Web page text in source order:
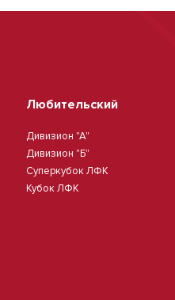
Любительский
Дивизион "А"
Дивизион "Б"
Суперкубок ЛФК
Кубок ЛФК